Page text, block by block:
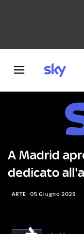
A Madrid
dedicato
ARTE 05 Giugno 2025